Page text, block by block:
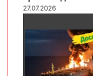
27.07.2026